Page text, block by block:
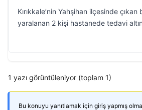
Kırıkkale’nin Yahşihan ilçesinde çıkan
yaralanan 2 kişi hastanede tedavi
1 yazı görüntüleniyor (toplam 1)
Bu konuyu yanıtlamak için giriş yapmış